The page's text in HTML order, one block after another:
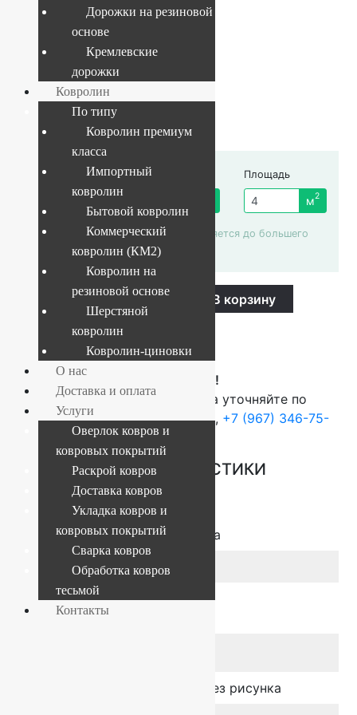
Артикул:297e2821901c
1 305руб.
Ширина рулона Длина отреза Площадь
м2
Площадь автоматически округляется до большего
целого числа
-
Ковролин
Зартекс
Amarena
057
+
В корзину
Купить в 1 клик
ВНИМАНИЕ!
О наличие и стоимости товара уточняйте по
телефонам:+7 (812) 377-09-32, +7 (967) 346-75-
ОСНОВНЫЕ ХАРАКТЕРИСТИКИ
Размер
ширина 4 метра
Коллекция
Amarena
Класс
применения
Бытовой
Однотонный, Без рисунка
Дорожки на резиновой
основе
Кремлевские
дорожки
Ковролин
По типу
Ковролин премиум
класса
Импортный
ковролин
Бытовой ковролин
Коммерческий
ковролин (КМ2)
Ковролин на
резиновой основе
Шерстяной
ковролин
Ковролин-циновки
О нас
Доставка и оплата
Услуги
Оверлок ковров и
ковровых покрытий
Раскрой ковров
Доставка ковров
Укладка ковров и
ковровых покрытий
Сварка ковров
Обработка ковров
тесьмой
Контакты